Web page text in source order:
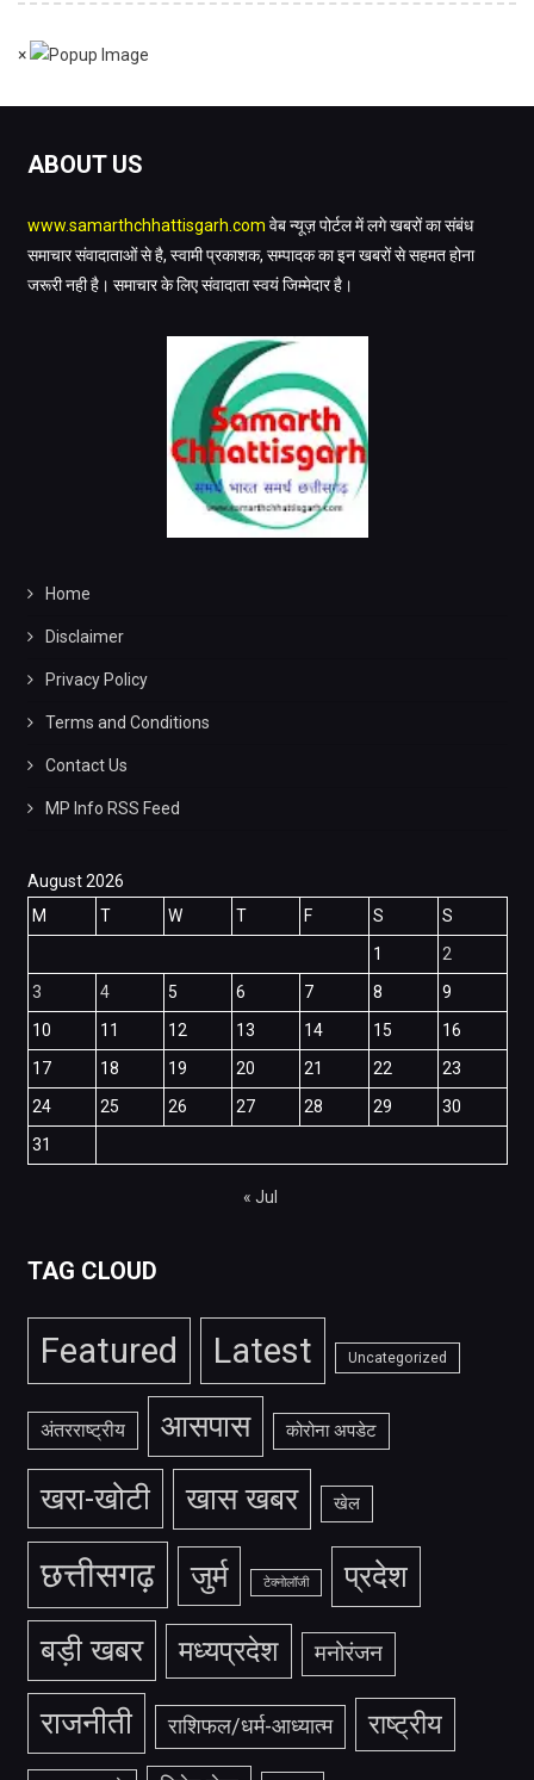
×
ABOUT US
www.samarthchhattisgarh.com वेब न्यूज़ पोर्टल में लगे खबरों का संबंध
समाचार संवादाताओं से है, स्वामी प्रकाशक, सम्पादक का इन खबरों से सहमत होना
जरूरी नही है। समाचार के लिए संवादाता स्वयं जिम्मेदार है।
Home
Disclaimer
Privacy Policy
Terms and Conditions
Contact Us
MP Info RSS Feed
August 2026
M
T W T F S
S
1
2
3
4 5 6 7 8
9
10
11 12 13 14 15
16
17
18 19 20 21 22
23
24
25 26 27 28 29
30
31
« Jul
TAG CLOUD
Featured Latest Uncategorized
अंतरराष्ट्रीय आसपास कोरोना अपडेट
खरा-खोटी खास खबर खेल
छत्तीसगढ़ जुर्म टेक्नोलॉजी प्रदेश
बड़ी खबर मध्यप्रदेश मनोरंजन
राजनीती राशिफल/धर्म-आध्यात्म राष्ट्रीय